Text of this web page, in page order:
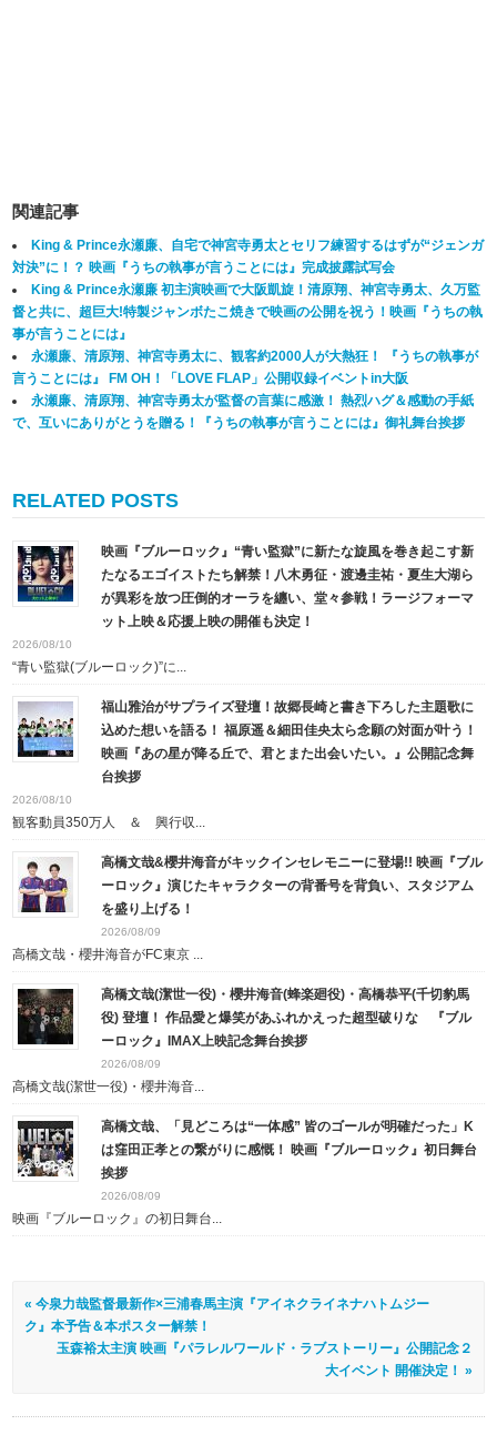
関連記事
King & Prince永瀬廉、自宅で神宮寺勇太とセリフ練習するはずが“ジェンガ
対決”に！？ 映画『うちの執事が言うことには』完成披露試写会
King & Prince永瀬廉 初主演映画で大阪凱旋！清原翔、神宮寺勇太、久万監
督と共に、超巨大!特製ジャンボたこ焼きで映画の公開を祝う！映画『うちの執
事が言うことには』
永瀬廉、清原翔、神宮寺勇太に、観客約2000人が大熱狂！ 『うちの執事が
言うことには』 FM OH！「LOVE FLAP」公開収録イベントin大阪
永瀬廉、清原翔、神宮寺勇太が監督の言葉に感激！ 熱烈ハグ＆感動の手紙
で、互いにありがとうを贈る！『うちの執事が言うことには』御礼舞台挨拶
RELATED POSTS
映画『ブルーロック』“青い監獄”に新たな旋風を巻き起こす新
たなるエゴイストたち解禁！八木勇征・渡邊圭祐・夏生大湖ら
が異彩を放つ圧倒的オーラを纏い、堂々参戦！ラージフォーマ
ット上映＆応援上映の開催も決定！
2026/08/10
“青い監獄(ブルーロック)”に...
福山雅治がサプライズ登壇！故郷長崎と書き下ろした主題歌に
込めた想いを語る！ 福原遥＆細田佳央太ら念願の対面が叶う！
映画『あの星が降る丘で、君とまた出会いたい。』公開記念舞
台挨拶
2026/08/10
観客動員350万人 ＆ 興行収...
高橋文哉&櫻井海音がキックインセレモニーに登場!! 映画『ブル
ーロック』演じたキャラクターの背番号を背負い、スタジアム
を盛り上げる！
2026/08/09
高橋文哉・櫻井海音がFC東京 ...
高橋文哉(潔世一役)・櫻井海音(蜂楽廻役)・高橋恭平(千切豹馬
役) 登壇！ 作品愛と爆笑があふれかえった超型破りな 『ブル
ーロック』IMAX上映記念舞台挨拶
2026/08/09
高橋文哉(潔世一役)・櫻井海音...
高橋文哉、「見どころは“一体感” 皆のゴールが明確だった」K
は窪田正孝との繋がりに感慨！ 映画『ブルーロック』初日舞台
挨拶
2026/08/09
映画『ブルーロック』の初日舞台...
« 今泉力哉監督最新作×三浦春馬主演『アイネクライネナハトムジー
ク』本予告＆本ポスター解禁！
玉森裕太主演 映画『パラレルワールド・ラブストーリー』公開記念２
大イベント 開催決定！ »